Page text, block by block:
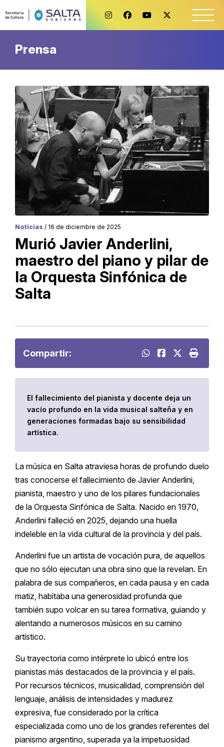
Prensa
Noticias / 16 de diciembre de 2025
Murió Javier Anderlini,
maestro del piano y pilar de
la Orquesta Sinfónica de
Salta
Compartir:
El fallecimiento del pianista y docente deja un
vacío profundo en la vida musical salteña y en
generaciones formadas bajo su sensibilidad
artística.
La música en Salta atraviesa horas de profundo duelo
tras conocerse el fallecimiento de Javier Anderlini,
pianista, maestro y uno de los pilares fundacionales
de la Orquesta Sinfónica de Salta. Nacido en 1970,
Anderlini falleció en 2025, dejando una huella
indeleble en la vida cultural de la provincia y del país.
Anderlini fue un artista de vocación pura, de aquellos
que no sólo ejecutan una obra sino que la revelan. En
palabra de sus compañeros, en cada pausa y en cada
matiz, habitaba una generosidad profunda que
también supo volcar en su tarea formativa, guiando y
alentando a numerosos músicos en su camino
artístico.
Su trayectoria como intérprete lo ubicó entre los
pianistas más destacados de la provincia y el país.
Por recursos técnicos, musicalidad, comprensión del
lenguaje, análisis de intensidades y madurez
expresiva, fue considerado por la crítica
especializada como uno de los grandes referentes del
pianismo argentino, superada ya la impetuosidad